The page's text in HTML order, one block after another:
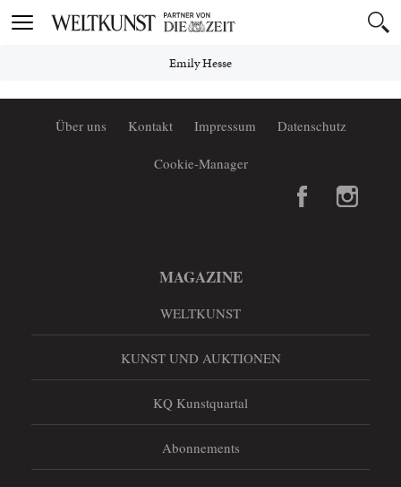
Toggle
Emily Hesse
Über uns Kontakt Impressum Datenschutz
Cookie-Manager
MAGAZINE
WELTKUNST
KUNST UND AUKTIONEN
KQ Kunstquartal
Abonnements